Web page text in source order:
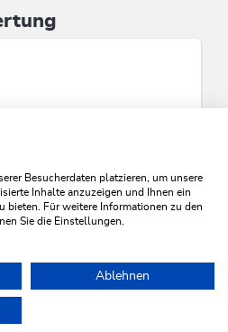
Fotokopierer, Flat-Screen,
Anzahl: 3, Telefaxgerät
Überweisung, EC-
Besucherdaten platzieren, um unsere
Inhalte anzuzeigen und Ihnen ein
bieten. Für weitere Informationen zu den
Sie die Einstellungen.
Ablehnen